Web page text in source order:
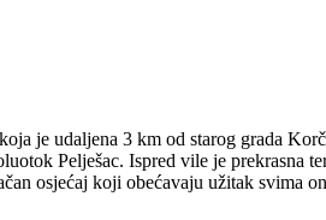
je udaljena 3 km od starog grada
Pelješac. Ispred vile je prekrasna
osjećaj koji obećavaju užitak svima